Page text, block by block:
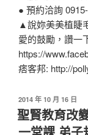
● 預約洽詢
▲說妳美美植睫
愛的鼓勵，讚一
https://
痞客邦: http://
發
佈
於
2014 年 10 月 16 日
聖賢教育改